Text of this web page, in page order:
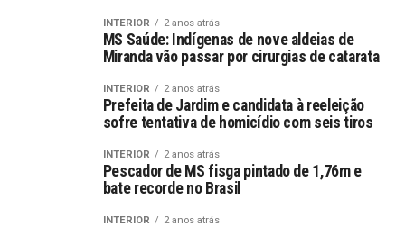
INTERIOR 2 anos atrás
MS Saúde: Indígenas de nove aldeias de
Miranda vão passar por cirurgias de catarata
INTERIOR 2 anos atrás
Prefeita de Jardim e candidata à reeleição
sofre tentativa de homicídio com seis tiros
INTERIOR 2 anos atrás
Pescador de MS fisga pintado de 1,76m e
bate recorde no Brasil
INTERIOR 2 anos atrás